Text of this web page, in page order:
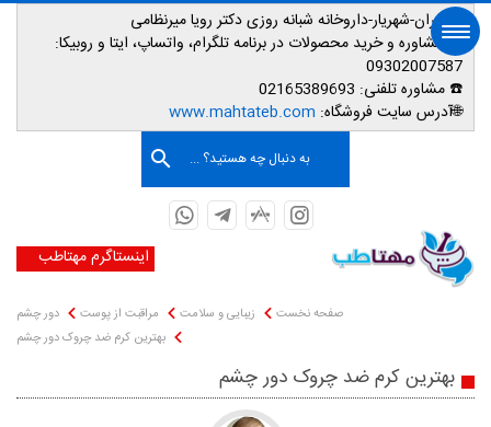
📌تهران-شهریار-داروخانه شبانه روزی دکتر رویا میرنظامی
📱مشاوره و خرید محصولات در برنامه تلگرام، واتساپ، ایتا و روبیکا:
09302007587
☎️ مشاوره تلفنی:
🌐آدرس سایت فروشگاه: www.mahtateb.com
به دنبال چه هستید؟ ...
اینستاگرم مهتاطب
صفحه نخست زیبایی و سلامت مراقبت از پوست
دور چشم
بهترین کرم ضد چروک دور چشم
بهترین کرم ضد چروک دور چشم